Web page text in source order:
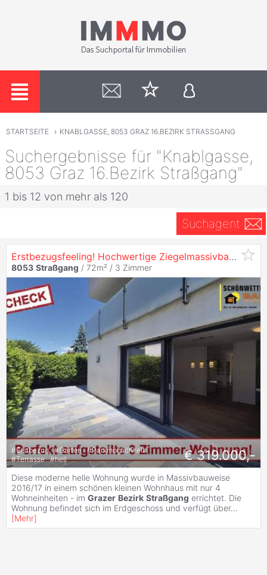
STARTSEITE › KNABLGASSE, 8053 GRAZ 16.BEZIRK STRASSGANG
Suchergebnisse für "Knablgasse,
8053 Graz 16.Bezirk Straßgang"
1 bis 12 von mehr als 120
Suchagent
Erstbezugsfeeling! Hochwertige Ziegelmassivbau-Wohnung in
8053 Straßgang / 72m² / 3 Zimmer
#Erstbezug #Garten #Parkmöglichkeit
#Terrasse #hell € 319.000,-
Diese moderne helle Wohnung wurde in Massivbauweise
2016/17 in einem schönen kleinen Wohnhaus mit nur 4
Wohneinheiten - im Grazer Bezirk Straßgang errichtet. Die
Wohnung befindet sich im Erdgeschoss und verfügt über...
[Mehr]